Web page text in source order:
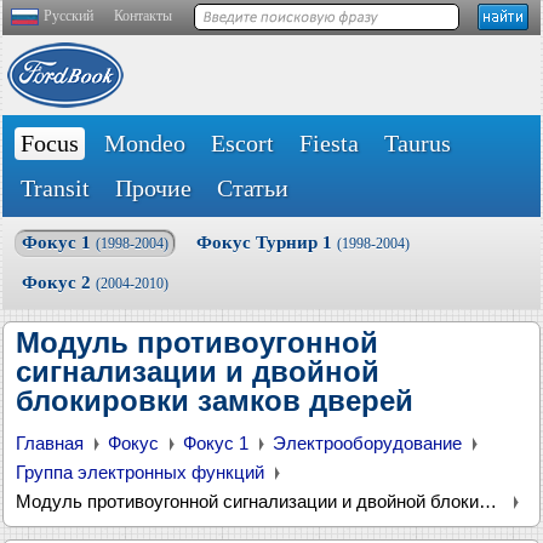
Русский Контакты
Focus Mondeo Escort Fiesta
Taurus
Transit
Прочие Статьи
Фокус 1 (1998-2004) Фокус Турнир 1 (1998-2004)
Фокус 2 (2004-2010)
Модуль противоугонной
сигнализации и двойной
блокировки замков дверей
Главная Фокус Фокус 1
Электрооборудование
Группа электронных функций
Модуль противоугонной сигнализации и двойной блокировки замков дверей